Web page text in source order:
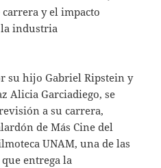
y el impacto
industria
su hijo Gabriel Ripstein y
Alicia Garciadiego, se
a su carrera,
de Más Cine del
UNAM, una de las
entrega la